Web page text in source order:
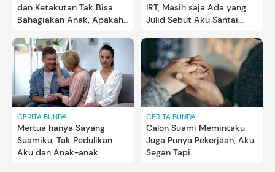
dan Ketakutan Tak Bisa
Bahagiakan Anak, Apakah
IRT, Masih saja Ada yang
Julid Sebut Aku Santai
CERITA BUNDA
Mertua hanya Sayang
Suamiku, Tak Pedulikan
Aku dan Anak-anak
CERITA BUNDA
Calon Suami Memintaku
Juga Punya Pekerjaan, Aku
Segan Tapi...